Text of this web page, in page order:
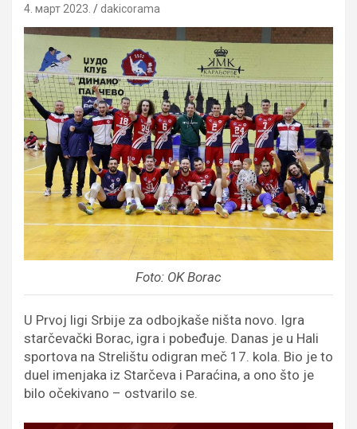
4. март 2023. dakicorama
Foto: OK Borac
U Prvoj ligi Srbije za odbojkaše ništa novo. Igra
starčevački Borac, igra i pobeđuje. Danas je u Hali
sportova na Strelištu odigran meč 17. kola. Bio je to
duel imenjaka iz Starčeva i Paraćina, a ono što je
bilo očekivano – ostvarilo se.